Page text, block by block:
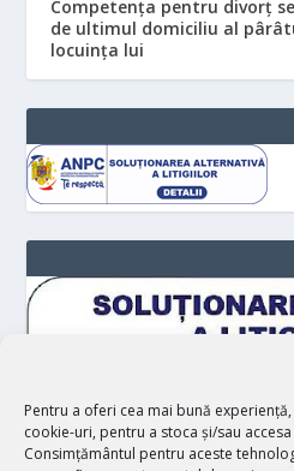
Pentru a oferi cea mai bună
cookie-uri, pentru a stoca și/sau
Consimțământul pentru aceste
Competența pentru divorț
de ultimul domiciliu al
locuinţa lui